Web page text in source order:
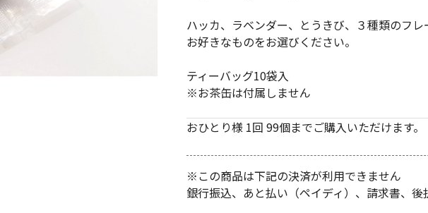
おひとり様 1回 99個までご購入いただけます。
※この商品は下記の決済が利用できません
銀行振込、あと払い（ペイディ）、請求書、後
ハッカ、ラベンダー、とうきび、３種類のフレ
お好きなものをお選びください。
ティーバッグ10袋入
※お茶缶は付属しません